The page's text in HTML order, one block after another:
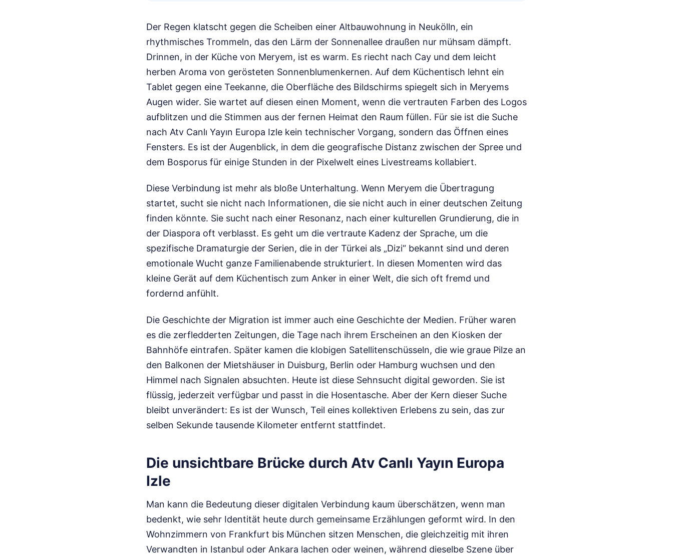
Der Regen klatscht gegen die Scheiben einer Altbauwohnung in Neukölln, ein
rhythmisches Trommeln, das den Lärm der Sonnenallee draußen nur mühsam dämpft.
Drinnen, in der Küche von Meryem, ist es warm. Es riecht nach Cay und dem leicht
herben Aroma von gerösteten Sonnenblumenkernen. Auf dem Küchentisch lehnt ein
Tablet gegen eine Teekanne, die Oberfläche des Bildschirms spiegelt sich in Meryems
Augen wider. Sie wartet auf diesen einen Moment, wenn die vertrauten Farben des Logos
aufblitzen und die Stimmen aus der fernen Heimat den Raum füllen. Für sie ist die Suche
nach Atv Canlı Yayın Europa Izle kein technischer Vorgang, sondern das Öffnen eines
Fensters. Es ist der Augenblick, in dem die geografische Distanz zwischen der Spree und
dem Bosporus für einige Stunden in der Pixelwelt eines Livestreams kollabiert.
Diese Verbindung ist mehr als bloße Unterhaltung. Wenn Meryem die Übertragung
startet, sucht sie nicht nach Informationen, die sie nicht auch in einer deutschen Zeitung
finden könnte. Sie sucht nach einer Resonanz, nach einer kulturellen Grundierung, die in
der Diaspora oft verblasst. Es geht um die vertraute Kadenz der Sprache, um die
spezifische Dramaturgie der Serien, die in der Türkei als „Dizi“ bekannt sind und deren
emotionale Wucht ganze Familienabende strukturiert. In diesen Momenten wird das
kleine Gerät auf dem Küchentisch zum Anker in einer Welt, die sich oft fremd und
fordernd anfühlt.
Die Geschichte der Migration ist immer auch eine Geschichte der Medien. Früher waren
es die zerfledderten Zeitungen, die Tage nach ihrem Erscheinen an den Kiosken der
Bahnhöfe eintrafen. Später kamen die klobigen Satellitenschüsseln, die wie graue Pilze an
den Balkonen der Mietshäuser in Duisburg, Berlin oder Hamburg wuchsen und den
Himmel nach Signalen absuchten. Heute ist diese Sehnsucht digital geworden. Sie ist
flüssig, jederzeit verfügbar und passt in die Hosentasche. Aber der Kern dieser Suche
bleibt unverändert: Es ist der Wunsch, Teil eines kollektiven Erlebens zu sein, das zur
selben Sekunde tausende Kilometer entfernt stattfindet.
Die unsichtbare Brücke durch Atv Canlı Yayın Europa
Izle
Man kann die Bedeutung dieser digitalen Verbindung kaum überschätzen, wenn man
bedenkt, wie sehr Identität heute durch gemeinsame Erzählungen geformt wird. In den
Wohnzimmern von Frankfurt bis München sitzen Menschen, die gleichzeitig mit ihren
Verwandten in Istanbul oder Ankara lachen oder weinen, während dieselbe Szene über